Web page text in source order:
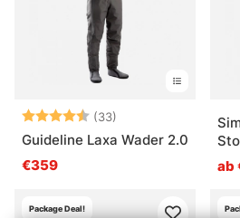
Bewertung:(33)
4.6 von 5 Sternen
Guideline Laxa Wader 2.0
€359
ab
Package Deal!